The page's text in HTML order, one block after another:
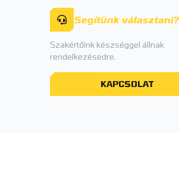
Segítünk választani?
Szakértőink készséggel állnak
rendelkezésedre.
KAPCSOLAT